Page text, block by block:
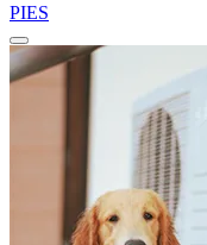
PIES